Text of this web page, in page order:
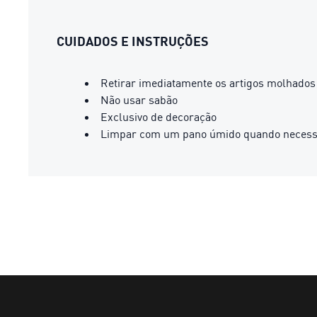
CUIDADOS E INSTRUÇÕES
Retirar imediatamente os artigos molhados
Não usar sabão
Exclusivo de decoração
Limpar com um pano úmido quando